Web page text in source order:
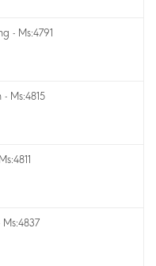
- Ms:4791
Ms:4815